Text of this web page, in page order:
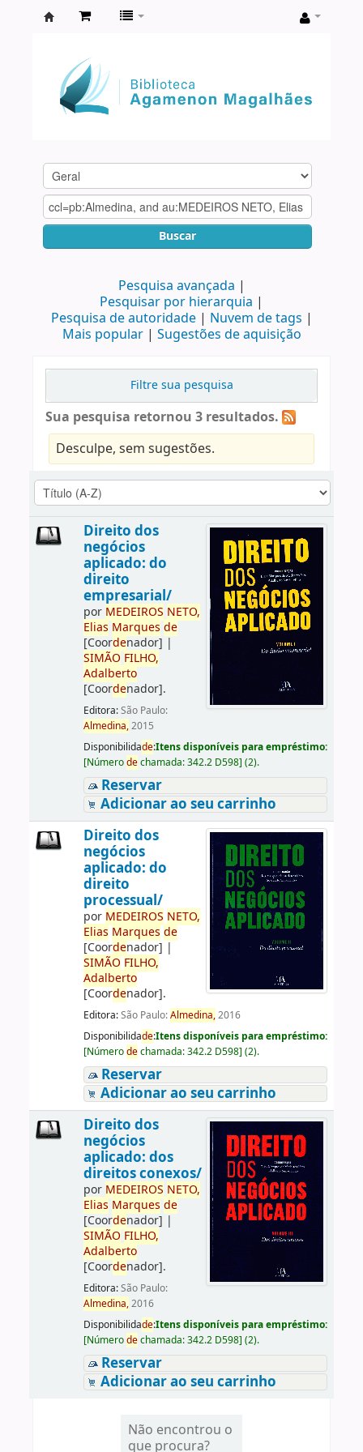
Agamenon
Magalhães
Buscar
Pesquisa avançada
Pesquisar por hierarquia
Pesquisa de autoridade
Nuvem de tags
Mais popular
Sugestões de aquisição
Filtre sua pesquisa
Sua pesquisa retornou 3 resultados.
Desculpe, sem sugestões.
Direito dos
negócios
aplicado: do
direito
empresarial/
por MEDEIROS NETO,
Elias Marques de
[Coordenador] |
SIMÃO FILHO,
Adalberto
[Coordenador].
Editora:São Paulo:
Almedina,2015
Disponibilidade:Itens disponíveis para empréstimo:
[Númerodechamada:342.2 D598] (2).
Reservar
Adicionar ao seu carrinho
Direito dos
negócios
aplicado: do
direito
processual/
por MEDEIROS NETO,
Elias Marques de
[Coordenador] |
SIMÃO FILHO,
Adalberto
[Coordenador].
Editora:São Paulo:Almedina,2016
Disponibilidade:Itens disponíveis para empréstimo:
[Númerodechamada:342.2 D598] (2).
Reservar
Adicionar ao seu carrinho
Direito dos
negócios
aplicado: dos
direitos conexos/
por MEDEIROS NETO,
Elias Marques de
[Coordenador] |
SIMÃO FILHO,
Adalberto
[Coordenador].
Editora:São Paulo:
Almedina,2016
Disponibilidade:Itens disponíveis para empréstimo:
[Númerodechamada:342.2 D598] (2).
Reservar
Adicionar ao seu carrinho
Não encontrou o
que procura?